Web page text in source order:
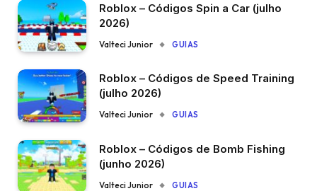
Roblox – Códigos Spin a Car (julho
2026)
Valteci Junior GUIAS
Roblox – Códigos de Speed Training
(julho 2026)
Valteci Junior GUIAS
Roblox – Códigos de Bomb Fishing
(junho 2026)
Valteci Junior GUIAS